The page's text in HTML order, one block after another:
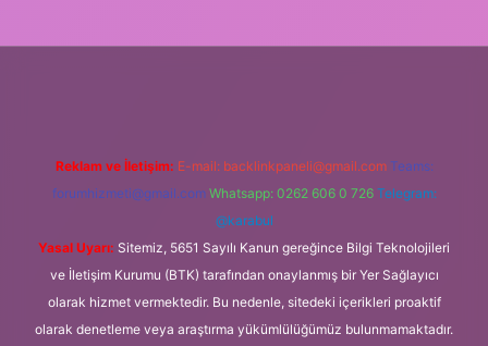
Reklam ve İletişim: E-mail: backlinkpaneli@gmail.com Teams:
forumhizmeti@gmail.com Whatsapp: 0262 606 0 726 Telegram:
@karabul
Yasal Uyarı: Sitemiz, 5651 Sayılı Kanun gereğince Bilgi Teknolojileri
ve İletişim Kurumu (BTK) tarafından onaylanmış bir Yer Sağlayıcı
olarak hizmet vermektedir. Bu nedenle, sitedeki içerikleri proaktif
olarak denetleme veya araştırma yükümlülüğümüz bulunmamaktadır.